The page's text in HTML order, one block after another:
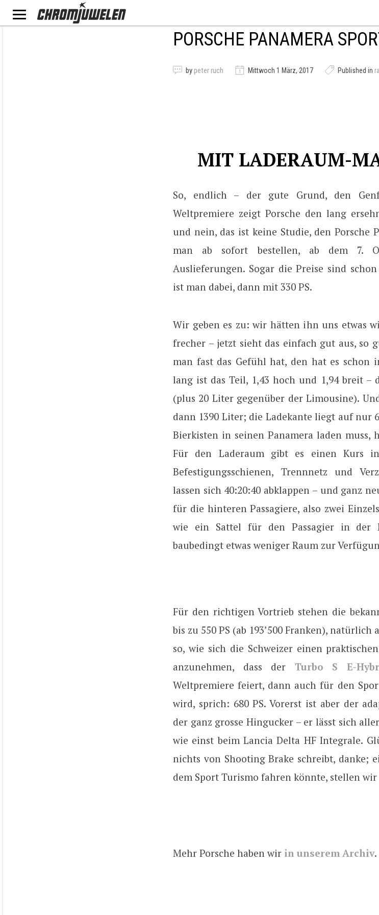
PORSCHE PANAMERA
by peter ruch Mittwoch 1 März, 2017 Published in
MIT LADERAUM-
So, endlich – der gute Grund, den
Weltpremiere zeigt Porsche den lang
und nein, das ist keine Studie, den Porsche
man ab sofort bestellen, ab dem 7.
Auslieferungen. Sogar die Preise sind
ist man dabei, dann mit 330 PS.
Wir geben es zu: wir hätten ihn uns etwas
frecher – jetzt sieht das einfach gut aus, so
man fast das Gefühl hat, den hat es schon
lang ist das Teil, 1,43 hoch und 1,94 breit –
(plus 20 Liter gegenüber der Limousine).
dann 1390 Liter; die Ladekante liegt auf nur
Bierkisten in seinen Panamera laden muss,
Für den Laderaum gibt es einen Kurs in
Befestigungsschienen, Trennnetz und
lassen sich 40:20:40 abklappen – und ganz
für die hinteren Passagiere, also zwei
wie ein Sattel für den Passagier in der
baubedingt etwas weniger Raum zur
Für den richtigen Vortrieb stehen die
bis zu 550 PS (ab 193’500 Franken),
so, wie sich die Schweizer einen
anzunehmen, dass der Turbo S E-
Weltpremiere feiert, dann auch für den
wird, sprich: 680 PS. Vorerst ist aber der
der ganz grosse Hingucker – er lässt sich
wie einst beim Lancia Delta HF Integrale.
nichts von Shooting Brake schreibt, danke;
dem Sport Turismo fahren könnte, stellen wir
Mehr Porsche haben wir in unserem Archiv.